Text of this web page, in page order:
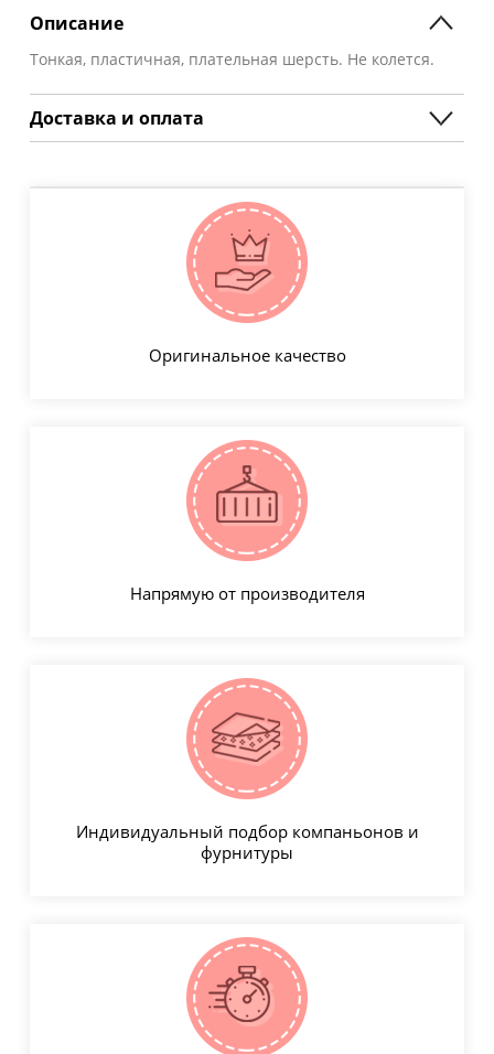
Описание
Тонкая, пластичная, плательная шерсть. Не колется.
Доставка и оплата
Оригинальное качество
Напрямую от производителя
Индивидуальный подбор компаньонов и
фурнитуры